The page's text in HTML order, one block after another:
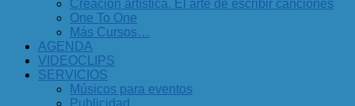
Creación artística. El arte de escribir canciones
One To One
Más Cursos…
AGENDA
VIDEOCLIPS
SERVICIOS
Músicos para eventos
Publicidad